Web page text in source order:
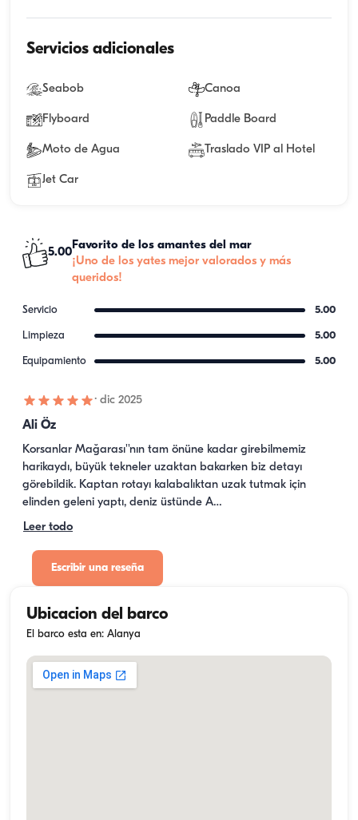
Servicios adicionales
Seabob Canoa
Flyboard Paddle Board
Moto de Agua Traslado VIP al Hotel
Jet Car
5.00
Favorito de los amantes del mar
¡Uno de los yates mejor valorados y más
queridos!
Servicio 5.00
Limpieza 5.00
Equipamiento 5.00
· dic 2025
Ali Öz
Korsanlar Mağarası''nın tam önüne kadar girebilmemiz
harikaydı, büyük tekneler uzaktan bakarken biz detayı
görebildik. Kaptan rotayı kalabalıktan uzak tutmak için
elinden geleni yaptı, deniz üstünde A…
Leer todo
Escribir una reseña
Ubicacion del barco
El barco esta en: Alanya